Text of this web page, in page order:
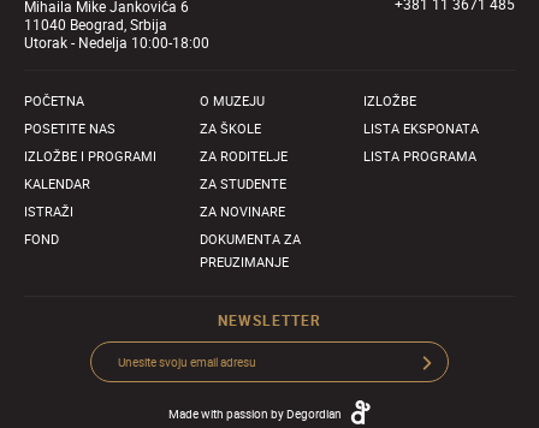
Mihaila Mike Jankovića 6
11040 Beograd, Srbija
Utorak - Nedelja 10:00-18:00
POČETNA
POSETITE NAS
IZLOŽBE I PROGRAMI
KALENDAR
ISTRAŽI
FOND
O MUZEJU
ZA ŠKOLE
ZA RODITELJE
ZA STUDENTE
ZA NOVINARE
DOKUMENTA ZA
PREUZIMANJE
IZLOŽBE
LISTA EKSPONATA
LISTA PROGRAMA
NEWSLETTER
Made with passion byDegordian